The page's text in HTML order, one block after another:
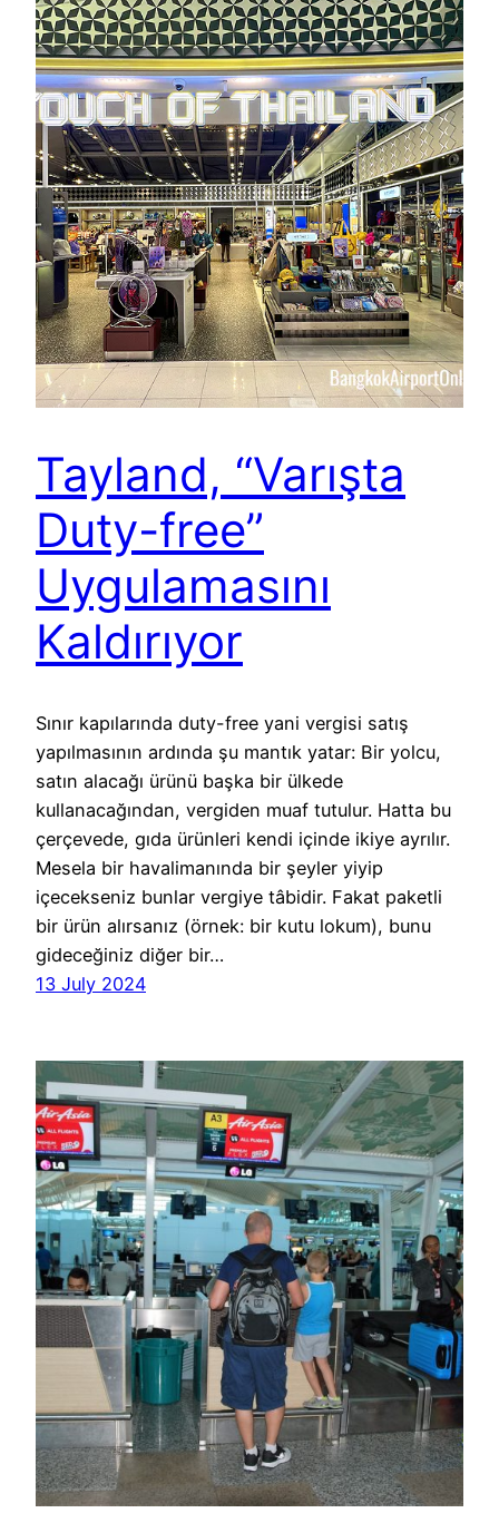
Tayland, “Varışta
Duty-free”
Uygulamasını
Kaldırıyor
Sınır kapılarında duty-free yani vergisi satış
yapılmasının ardında şu mantık yatar: Bir yolcu,
satın alacağı ürünü başka bir ülkede
kullanacağından, vergiden muaf tutulur. Hatta bu
çerçevede, gıda ürünleri kendi içinde ikiye ayrılır.
Mesela bir havalimanında bir şeyler yiyip
içecekseniz bunlar vergiye tâbidir. Fakat paketli
bir ürün alırsanız (örnek: bir kutu lokum), bunu
gideceğiniz diğer bir…
13 July 2024